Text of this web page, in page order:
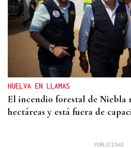
HUELVA EN LLAMAS
El incendio forestal de Niebla
hectáreas y está fuera de